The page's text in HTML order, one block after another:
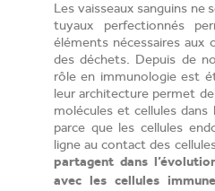
Les vaisseaux sanguins ne
tuyaux perfectionnés
éléments nécessaires aux
des déchets. Depuis de
rôle en immunologie est
leur architecture permet
molécules et cellules dans
parce que les cellules
ligne au contact des
partagent dans
avec les cellules